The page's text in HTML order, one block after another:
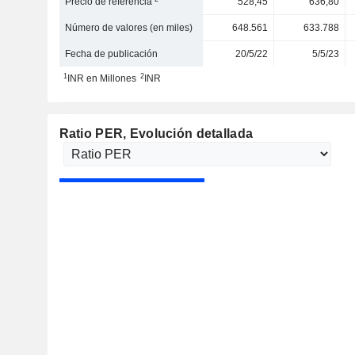
Número de valores (en miles) 648.561 633.788
Fecha de publicación 20/5/22 5/5/23
1INR en Millones 2INR
Ratio PER, Evolución detallada